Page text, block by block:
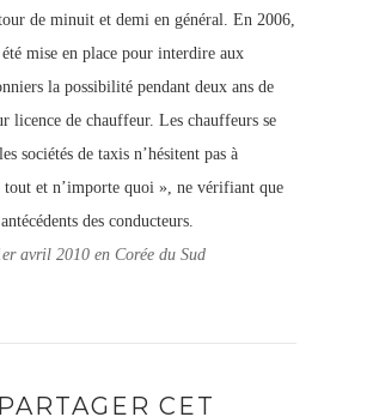
de minuit et demi en général. En 2006,
mise en place pour interdire aux
la possibilité pendant deux ans de
licence de chauffeur. Les chauffeurs se
sociétés de taxis n’hésitent pas à
tout et n’importe quoi », ne vérifiant que
des conducteurs.
avril 2010 en Corée du Sud
PARTAGER CET